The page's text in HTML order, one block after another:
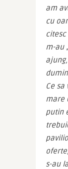
am
cu
m-au
Ce
mare
putin
s-au